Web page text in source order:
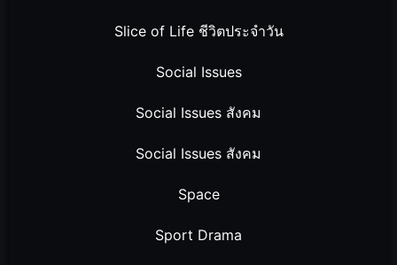
Slice of Life ชีวิตประจำวัน
Social Issues
Social Issues สังคม
Social Issues สังคม
Space
Sport Drama